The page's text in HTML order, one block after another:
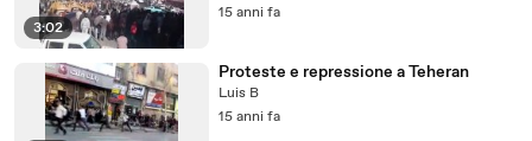
3:02
15 anni fa
Proteste e repressione a Teheran
Luis B
15 anni fa